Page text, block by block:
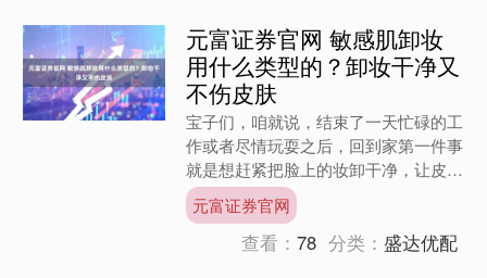
元富证券官网 敏感肌卸妆
用什么类型的？卸妆干净又
不伤皮肤
宝子们，咱就说，结束了一天忙碌的工
作或者尽情玩耍之后，回到家第一件事
就是想赶紧把脸上的妆卸干净，让皮肤
透透气。想象一下，你坐在温馨的小卧
室里，灯光柔和地洒在梳妆....
元富证券官网
查看：78 分类：盛达优配